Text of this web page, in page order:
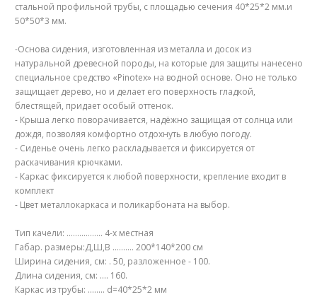
стальной профильной трубы, с площадью сечения 40*25*2 мм.и
50*50*3 мм.
-Основа сидения, изготовленная из металла и досок из
натуральной древесной породы, на которые для защиты нанесено
специальное средство «Pinotex» на водной основе. Оно не только
защищает дерево, но и делает его поверхность гладкой,
блестящей, придает особый оттенок.
- Крыша легко поворачивается, надёжно защищая от солнца или
дождя, позволяя комфортно отдохнуть в любую погоду.
- Сиденье очень легко раскладывается и фиксируется от
раскачивания крючками.
- Каркас фиксируется к любой поверхности, крепление входит в
комплект
- Цвет металлокаркаса и поликарбоната на выбор.
Тип качели: ................. 4-х местная
Габар. размеры:Д,Ш,В .......... 200*140*200 см
Ширина сидения, см: . 50, разложенное - 100.
Длина сидения, см: .... 160.
Каркас из трубы: ........ d=40*25*2 мм